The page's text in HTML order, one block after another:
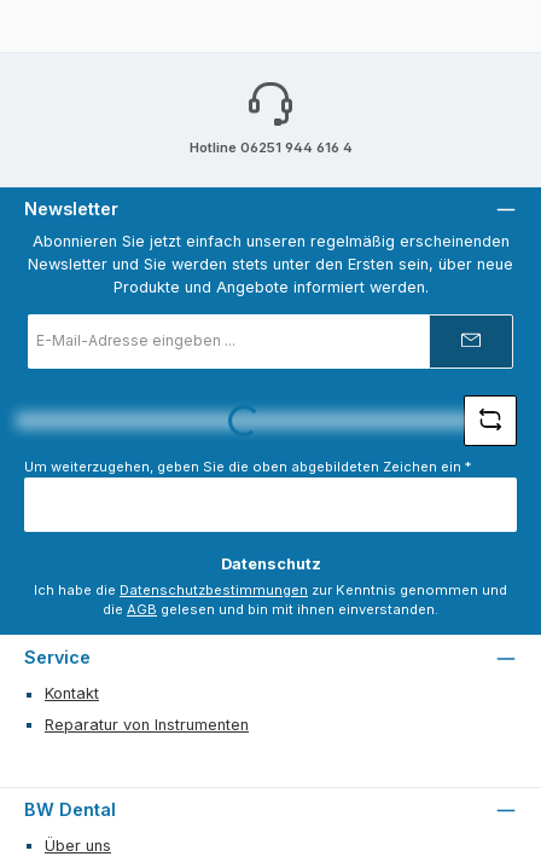
Hotline 06251 944 616 4
Newsletter
Abonnieren Sie jetzt einfach unseren regelmäßig erscheinenden
Newsletter und Sie werden stets unter den Ersten sein, über neue
Produkte und Angebote informiert werden.
Mail-
Adresse
Loading...
Um weiterzugehen, geben Sie die oben abgebildeten Zeichen ein *
Datenschutz
Ich habe die Datenschutzbestimmungen zur Kenntnis genommen und
die AGB gelesen und bin mit ihnen einverstanden.
Service
Kontakt
Reparatur von Instrumenten
BW Dental
Über uns